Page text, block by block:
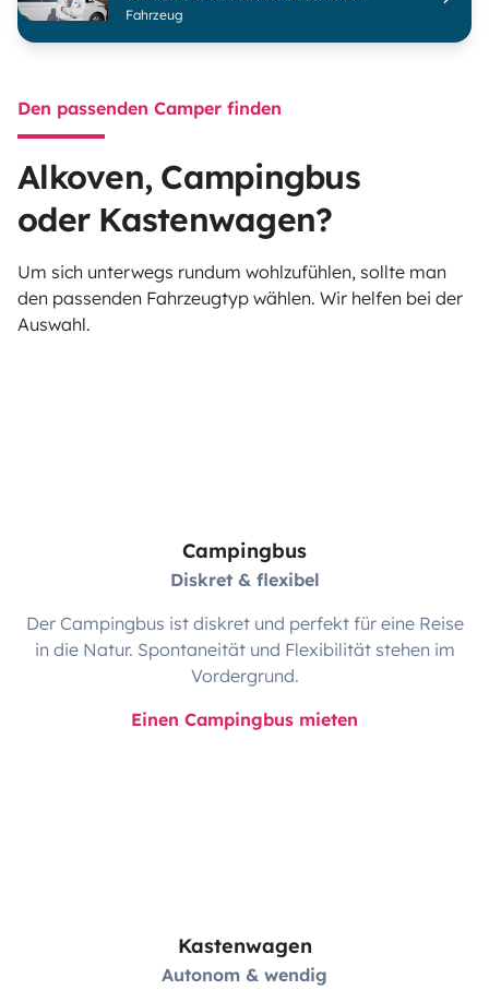
Fahrzeug
Den passenden Camper finden
Alkoven, Campingbus
oder Kastenwagen?
Um sich unterwegs rundum wohlzufühlen, sollte man
den passenden Fahrzeugtyp wählen. Wir helfen bei der
Auswahl.
Campingbus
Diskret & flexibel
Der Campingbus ist diskret und perfekt für eine Reise
in die Natur. Spontaneität und Flexibilität stehen im
Vordergrund.
Einen Campingbus mieten
Kastenwagen
Autonom & wendig